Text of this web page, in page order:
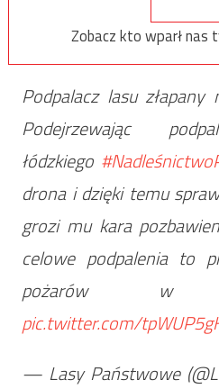
Zobacz kto wparł nas
Podpalacz lasu
Podejrzewając
łódzkiego
drona i dzięki temu
grozi mu kara
celowe podpalenia to
pożarów
pic.twitter.com/
— Lasy Państwowe